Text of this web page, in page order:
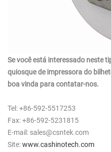
Se você está interessado neste
quiosque de impressora do
boa vinda para contatar-nos.
Tel: +86-592-5517253
Fax: +86-592-5231815
E-mail: sales@csntek.com
Site:www.cashinotech.com